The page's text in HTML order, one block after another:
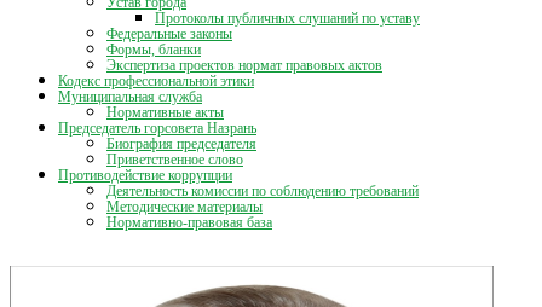
Протоколы публичных слушаний по уставу
Федеральные законы
Формы, бланки
Экспертиза проектов нормат правовых актов
Кодекс профессиональной этики
Муниципальная служба
Нормативные акты
Председатель горсовета Назрань
Биография председателя
Приветственное слово
Противодействие коррупции
Деятельность комиссии по соблюдению требований
Методические материалы
Нормативно-правовая база